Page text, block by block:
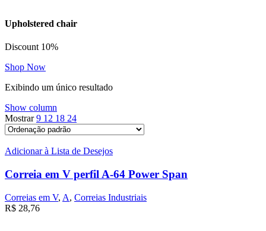
Upholstered chair
Discount 10%
Shop Now
Exibindo um único resultado
Show column
Mostrar9 12 18 24
Adicionar à Lista de Desejos
Correia em V perfil A-64 Power Span
Correias em V, A, Correias Industriais
R$ 28,76